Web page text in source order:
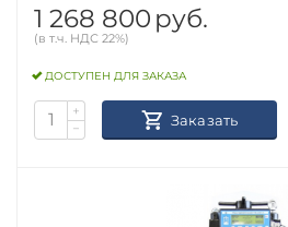
1 268 800 руб.
(в т.ч. НДС 22%)
ДОСТУПЕН ДЛЯ ЗАКАЗА
+
−
Заказать